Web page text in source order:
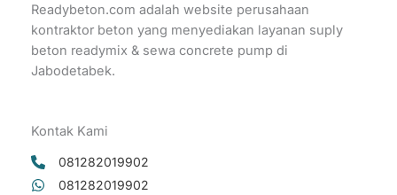
Readybeton.com adalah website perusahaan
kontraktor beton yang menyediakan layanan suply
beton readymix & sewa concrete pump di
Jabodetabek.
Kontak Kami
081282019902
081282019902